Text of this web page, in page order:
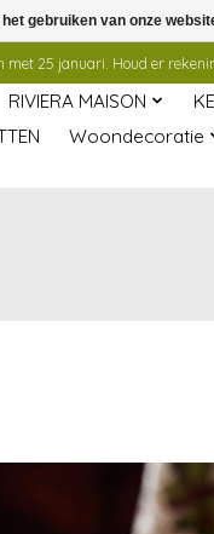
met 25 januari. Houd er
RIVIERA MAISON
Woondecoratie
het gebruiken van onze